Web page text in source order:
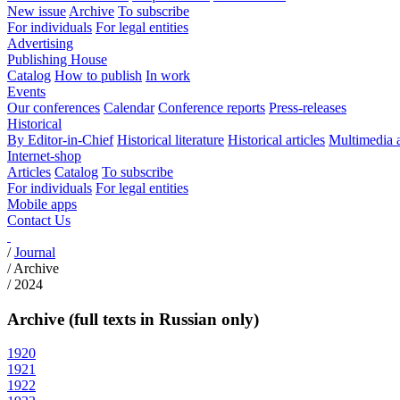
New issue Archive To subscribe
For individuals For legal entities
Advertising
Publishing House
Catalog How to publish In work
Events
Our conferences Calendar Conference reports Press-releases
Historical
By Editor-in-Chief Historical literature Historical articles Multimedia
Internet-shop
Articles Catalog To subscribe
For individuals For legal entities
Mobile apps
Contact Us
/Journal
/Archive
/ 2024
Archive (full texts in Russian only)
1920
1921
1922